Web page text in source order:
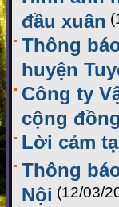
đầu xuân
Thông
huyện
Công ty
cộng đồng
Lời cảm
Thông
Nội (12/03/